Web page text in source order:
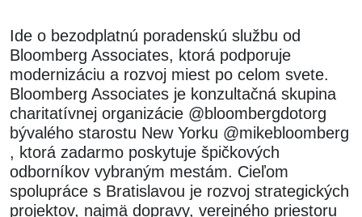
Ide o bezodplatnú poradenskú službu od
Bloomberg Associates, ktorá podporuje
modernizáciu a rozvoj miest po celom svete.
Bloomberg Associates je konzultačná skupina
charitatívnej organizácie @bloombergdotorg
bývalého starostu New Yorku @mikebloomberg
, ktorá zadarmo poskytuje špičkových
odborníkov vybraným mestám. Cieľom
spolupráce s Bratislavou je rozvoj strategických
projektov, najmä dopravy, verejného priestoru